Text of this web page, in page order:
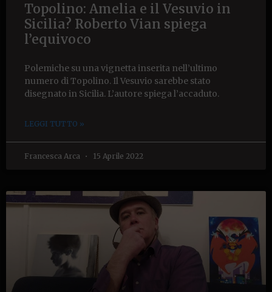
Topolino: Amelia e il Vesuvio in
Sicilia? Roberto Vian spiega
l’equivoco
Polemiche su una vignetta inserita nell’ultimo
numero di Topolino. Il Vesuvio sarebbe stato
disegnato in Sicilia. L’autore spiega l’accaduto.
LEGGI TUTTO »
Francesca Arca 15 Aprile 2022